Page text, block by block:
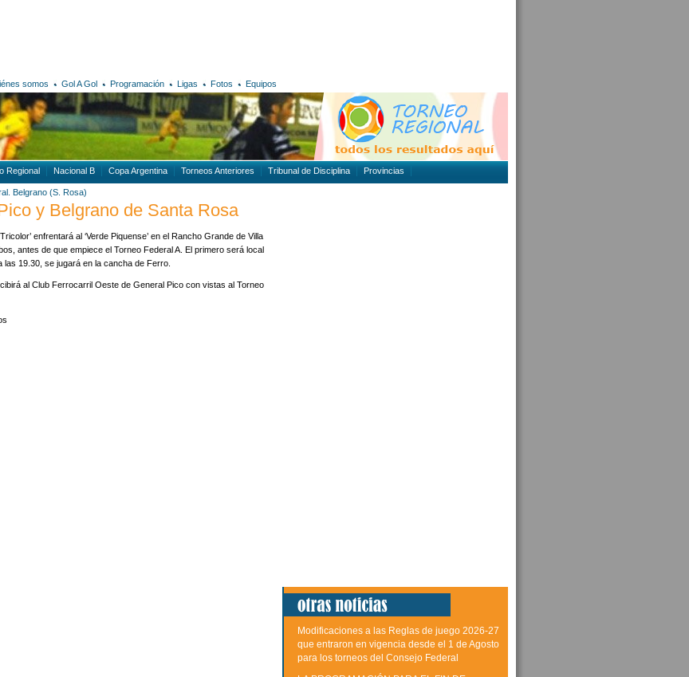
somos Gol A Gol Programación Ligas Fotos Equipos
Regional Nacional B Copa Argentina Torneos Anteriores Tribunal de Disciplina Provincias
Belgrano (S. Rosa)
y Belgrano de Santa Rosa
enfrentará al ‘Verde Piquense’ en el Rancho Grande de Villa
antes de que empiece el Torneo Federal A. El primero será local
19.30, se jugará en la cancha de Ferro.
al Club Ferrocarril Oeste de General Pico con vistas al Torneo
Modificaciones a las Reglas de juego 2026-27
que entraron en vigencia desde el 1 de Agosto
para los torneos del Consejo Federal